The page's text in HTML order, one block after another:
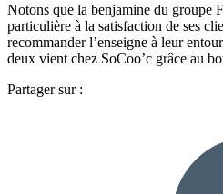
Notons que la benjamine du groupe
particulière à la satisfaction de ses
recommander l’enseigne à leur
deux vient chez SoCoo’c grâce au
Partager sur :